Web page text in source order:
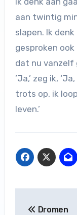
aan twintig
slapen. Ik
gesproken ook
dat nu vanzelf
’Ja,’ zeg ik,
trots op, ik
leven.’
Dromen